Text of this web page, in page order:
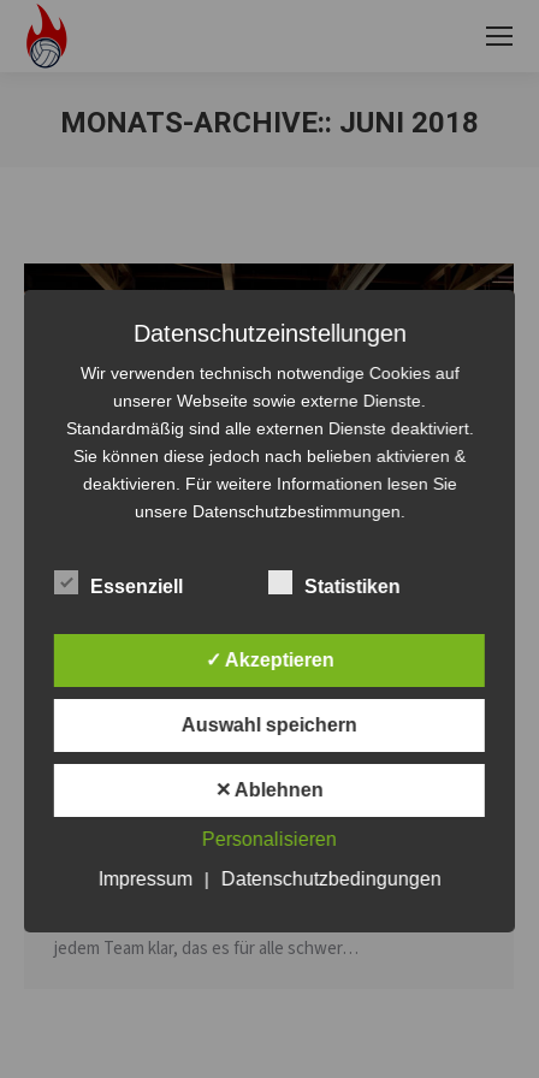
MONATS-ARCHIVE:: JUNI 2018
10.Volley-Bombas Cup 2018, die
Das 2.Mailight des Monats in Sachen Volleyball war die
Jubiläumsausgabe des Bombas Cups und zur Feier des
Tages gab es für alle Volley-Bombas Jubiläumstrikots.
Zum zweiten mal veranstalteten wir ein Turnier im
Sportzentrum Westend in Eberswalde. 12 Teams stellten
jedem Team klar, das es für alle schwer…
Datenschutzeinstellungen
Wir verwenden technisch notwendige Cookies auf
unserer Webseite sowie externe Dienste.
Standardmäßig sind alle externen Dienste deaktiviert.
Sie können diese jedoch nach belieben aktivieren &
deaktivieren. Für weitere Informationen lesen Sie
unsere Datenschutzbestimmungen.
Essenziell Statistiken
✓ Akzeptieren
Auswahl speichern
✕ Ablehnen
Personalisieren
Impressum
| Datenschutzbedingungen